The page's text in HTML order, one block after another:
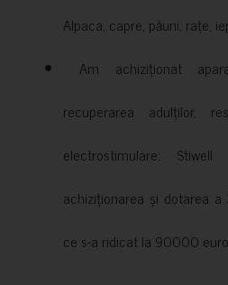
Alpaca, capre, păuni, rațe,
Am achiziționat
recuperarea adulților,
electrostimulare:
achiziționarea și dotarea
ce s-a ridicat la 90000